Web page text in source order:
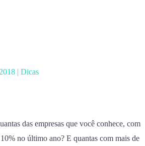
| Dicas
das empresas que você conhece, com
no último ano? E quantas com mais de